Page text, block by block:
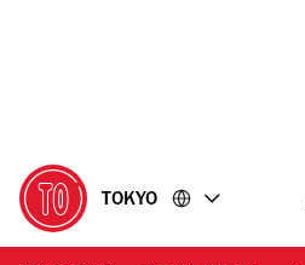
に
移
動
移
動
TOKYO